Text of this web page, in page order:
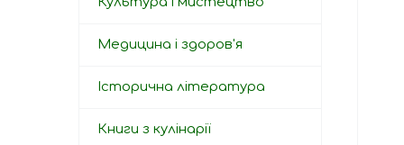
Медицина і здоров'я
Історична література
Книги з кулінарії